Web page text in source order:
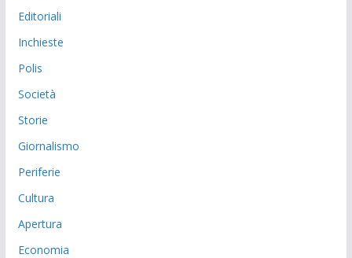
Editoriali
Inchieste
Polis
Società
Storie
Giornalismo
Periferie
Cultura
Apertura
Economia